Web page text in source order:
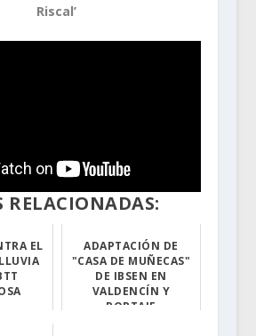
Riscal’
RELACIONADAS:
EL
ADAPTACIÓN DE
"CASA DE MUÑECAS"
DE IBSEN EN
VALDENCÍN Y
PORTAJE